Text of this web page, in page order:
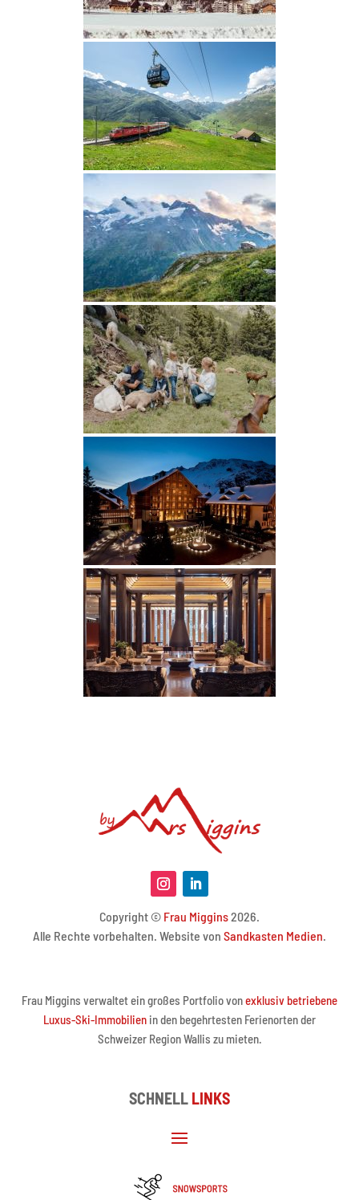
Copyright © Frau Miggins2026.
Alle Rechte vorbehalten. Website von Sandkasten Medien.
Frau Miggins verwaltet ein großes Portfolio vonexklusiv betriebene
Luxus-Ski-Immobilien in den begehrtesten Ferienorten der
Schweizer Region Wallis zu mieten.
SCHNELL LINKS